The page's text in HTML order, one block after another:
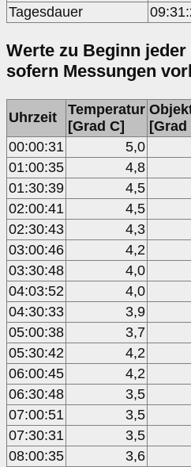
Tagesdauer
Werte zu Beginn
sofern Messungen
Uhrzeit
Temperatur
[Grad C]
[Grad
00:00:31
5,0
01:00:35
4,8
01:30:39
4,5
02:00:41
4,5
02:30:43
4,3
03:00:46
4,2
03:30:48
4,0
04:03:52
4,0
04:30:33
3,9
05:00:38
3,7
05:30:42
4,2
06:00:45
4,2
06:30:48
3,5
07:00:51
3,5
07:30:31
3,5
08:00:35
3,6